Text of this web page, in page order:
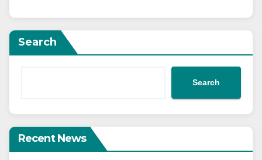
Search
Search
Recent News